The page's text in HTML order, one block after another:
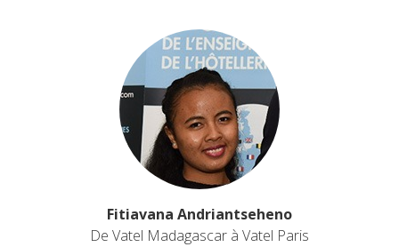
Fitiavana Andriantseheno
De Vatel Madagascar à Vatel Paris